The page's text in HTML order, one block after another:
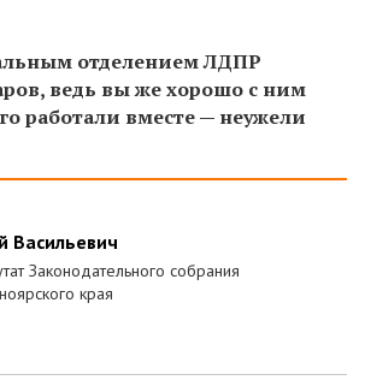
отделением ЛДПР
ведь вы же хорошо с ним
работали вместе — неужели
Васильевич
Законодательного собрания
края